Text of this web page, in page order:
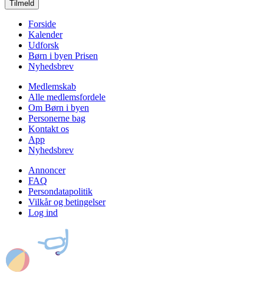
Tilmeld
Forside
Kalender
Udforsk
Børn i byen Prisen
Nyhedsbrev
Medlemskab
Alle medlemsfordele
Om Børn i byen
Personerne bag
Kontakt os
App
Nyhedsbrev
Annoncer
FAQ
Persondatapolitik
Vilkår og betingelser
Log ind